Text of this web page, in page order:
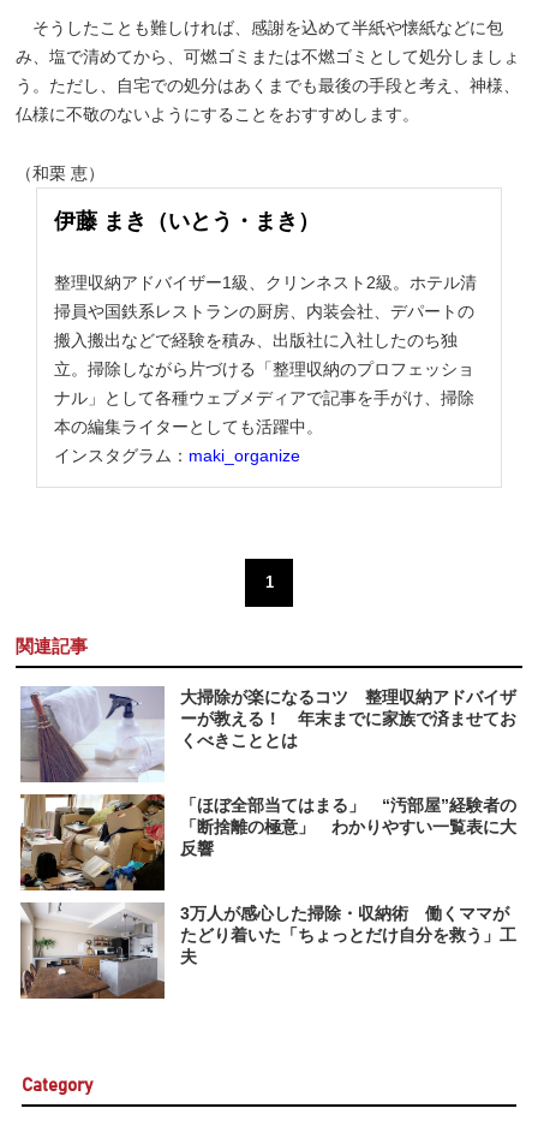
そうしたことも難しければ、感謝を込めて半紙や懐紙などに包
み、塩で清めてから、可燃ゴミまたは不燃ゴミとして処分しましょ
う。ただし、自宅での処分はあくまでも最後の手段と考え、神様、
仏様に不敬のないようにすることをおすすめします。
（和栗 恵）
伊藤 まき（いとう・まき）
整理収納アドバイザー1級、クリンネスト2級。ホテル清
掃員や国鉄系レストランの厨房、内装会社、デパートの
搬入搬出などで経験を積み、出版社に入社したのち独
立。掃除しながら片づける「整理収納のプロフェッショ
ナル」として各種ウェブメディアで記事を手がけ、掃除
本の編集ライターとしても活躍中。
インスタグラム： maki_organize
1
関連記事
大掃除が楽になるコツ 整理収納アドバイザ
ーが教える！ 年末までに家族で済ませてお
くべきこととは
「ほぼ全部当てはまる」 “汚部屋”経験者の
「断捨離の極意」 わかりやすい一覧表に大
反響
3万人が感心した掃除・収納術 働くママが
たどり着いた「ちょっとだけ自分を救う」工
夫
Category